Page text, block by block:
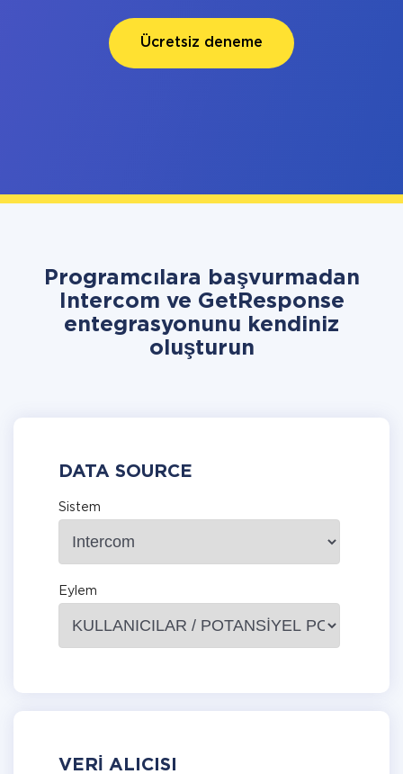
Ücretsiz deneme
Programcılara başvurmadan
Intercom ve GetResponse
entegrasyonunu kendiniz
oluşturun
DATA SOURCE
Sistem
Eylem
VERI ALICISI